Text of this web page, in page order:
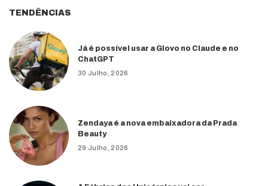
TENDÊNCIAS
Já é possível usar a Glovo no Claude e no
ChatGPT
30 Julho, 2026
Zendaya é a nova embaixadora da Prada
Beauty
29 Julho, 2026